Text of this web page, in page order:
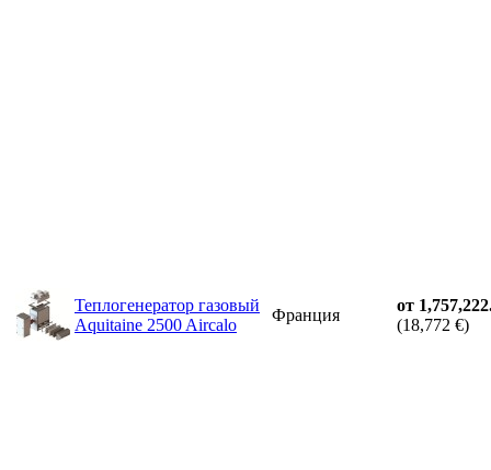
Теплогенератор газовый
Aquitaine 2500 Aircalo
Франция
от
(18,772 €)